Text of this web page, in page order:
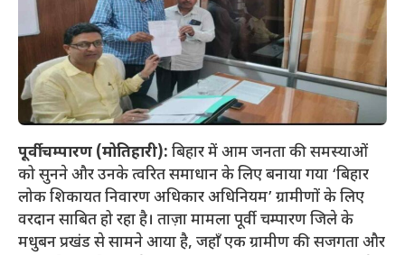
पूर्वी चम्पारण (मोतिहारी): बिहार में आम जनता की समस्याओं
को सुनने और उनके त्वरित समाधान के लिए बनाया गया ‘बिहार
लोक शिकायत निवारण अधिकार अधिनियम’ ग्रामीणों के लिए
वरदान साबित हो रहा है। ताज़ा मामला पूर्वी चम्पारण जिले के
मधुबन प्रखंड से सामने आया है, जहाँ एक ग्रामीण की सजगता और